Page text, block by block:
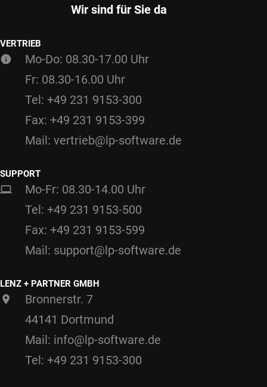
Wir sind für Sie da
VERTRIEB
Mo-Do: 08.30-17.00 Uhr
Fr: 08.30-16.00 Uhr
Tel: +49 231 9153-300
Fax: +49 231 9153-399
Mail: vertrieb@lp-software.de
SUPPORT
Mo-Fr: 08.30-14.00 Uhr
Tel: +49 231 9153-500
Fax: +49 231 9153-599
Mail: support@lp-software.de
LENZ + PARTNER GMBH
Bronnerstr. 7
44141 Dortmund
Mail: info@lp-software.de
Tel: +49 231 9153-300